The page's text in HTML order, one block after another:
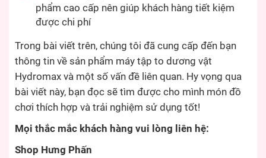
phẩm cao cấp nên giúp khách hàng tiết kiệm
được chi phí
Trong bài viết trên, chúng tôi đã cung cấp đến bạn
thông tin về sản phẩm máy tập to dương vật
Hydromax và một số vấn đề liên quan. Hy vọng qua
bài viết này, bạn đọc sẽ tìm được cho mình món đồ
chơi thích hợp và trải nghiệm sử dụng tốt!
Mọi thắc mắc khách hàng vui lòng liên hệ:
Shop Hưng Phấn